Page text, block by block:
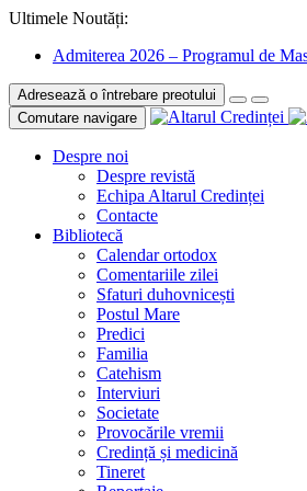
Ultimele Noutăți:
Admiterea 2026 – Programul de
Adresează o întrebare preotului
Comutare navigare
Despre noi
Despre revistă
Echipa Altarul Credinței
Contacte
Bibliotecă
Calendar ortodox
Comentariile zilei
Sfaturi duhovnicești
Postul Mare
Predici
Familia
Catehism
Interviuri
Societate
Provocările vremii
Credință și medicină
Tineret